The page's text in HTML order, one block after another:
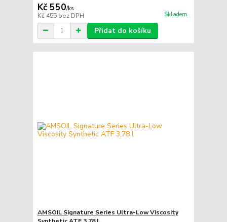
Kč 550/ks
Kč 455 bez DPH Skladem
Přidat do košíku
AMSOIL Signature Series Ultra-Low Viscosity